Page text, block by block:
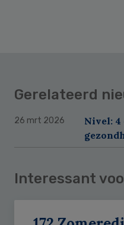
Gerelateerd
26 mrt 2026
Nivel: 4
Interessant